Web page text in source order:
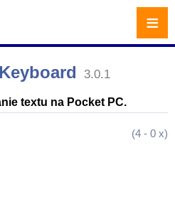
3.0.1
textu na Pocket PC.
(4 - 0 x)
≡